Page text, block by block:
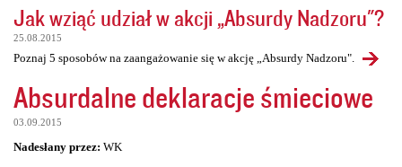
Jak wziąć udział w akcji „Absurdy Nadzoru"?
25.08.2015
Poznaj 5 sposobów na zaangażowanie się w akcję „Absurdy Nadzoru".
Absurdalne deklaracje śmieciowe
03.09.2015
Nadesłany przez: WK